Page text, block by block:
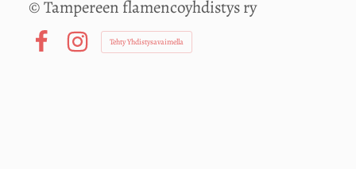
©Tampereen flamencoyhdistys ry
Instagram
Tehty Yhdistysavaimella